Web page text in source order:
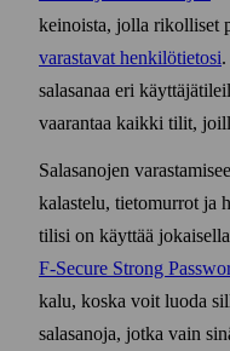
keinoista, jolla rikolliset
varastavat henkilö­tietosi
sala­sanaa eri
vaarantaa kaikki tilit,
Salasanojen
kalastelu, tieto­murrot ja
tilisi on käyttää
F‑Secure Strong
kalu, koska voit luoda
sala­sanoja, jotka vain